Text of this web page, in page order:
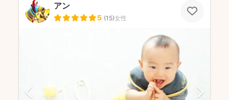
アン
5 (15)女性